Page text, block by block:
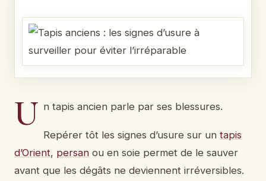
U n tapis ancien parle par ses blessures.
Repérer tôt les signes d’usure sur untapis
d’Orient, persan ou en soie permet de le sauver
avant que les dégâts ne deviennent irréversibles.